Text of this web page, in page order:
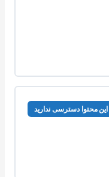
محتوا دسترسی ندارید